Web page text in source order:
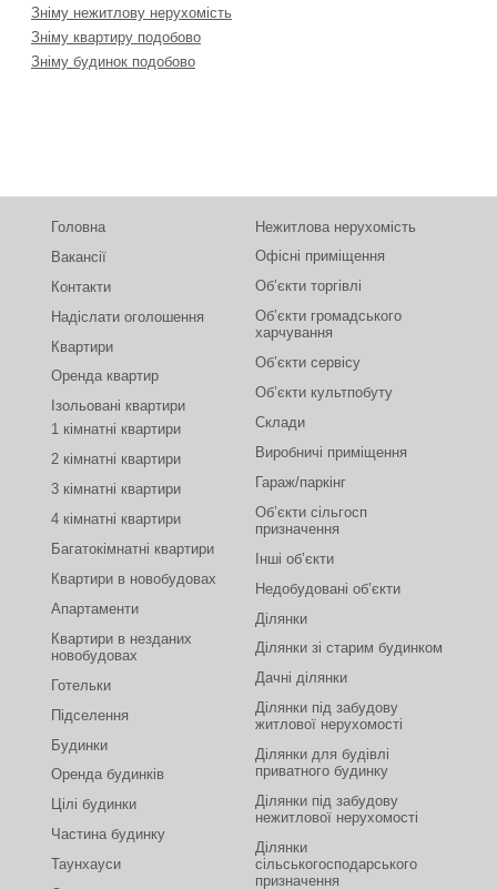
Зніму нежитлову нерухомість
Зніму квартиру подобово
Зніму будинок подобово
Головна
Вакансії
Контакти
Надіслати оголошення
Квартири
Оренда квартир
Ізольовані квартири
1 кімнатні квартири
2 кімнатні квартири
3 кімнатні квартири
4 кімнатні квартири
Багатокімнатні квартири
Квартири в новобудовах
Апартаменти
Квартири в незданих
новобудовах
Готельки
Підселення
Будинки
Оренда будинків
Цілі будинки
Частина будинку
Таунхауси
Нежитлова нерухомість
Офісні приміщення
Об’єкти торгівлі
Об’єкти громадського
харчування
Об’єкти сервісу
Об’єкти культпобуту
Склади
Виробничі приміщення
Гараж/паркінг
Об’єкти сільгосп
призначення
Інші об’єкти
Недобудовані об’єкти
Ділянки
Ділянки зі старим будинком
Дачні ділянки
Ділянки під забудову
житлової нерухомості
Ділянки для будівлі
приватного будинку
Ділянки під забудову
нежитлової нерухомості
Ділянки
сільськогосподарського
призначення